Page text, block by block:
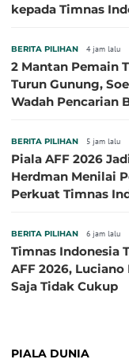
kepada Timnas
BERITA PILIHAN 4 jam lalu
2 Mantan Pemain
Turun Gunung,
Wadah Pencarian
BERITA PILIHAN 5 jam lalu
Piala AFF 2026
Herdman Menilai
Perkuat Timnas
BERITA PILIHAN 6 jam lalu
Timnas Indonesia
AFF 2026,
Saja Tidak Cukup
PIALA DUNIA